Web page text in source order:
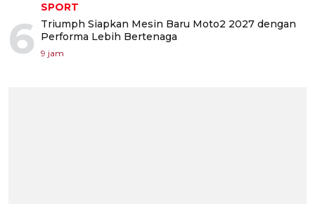
6
SPORT
Triumph Siapkan Mesin Baru Moto2 2027 dengan
Performa Lebih Bertenaga
9 jam